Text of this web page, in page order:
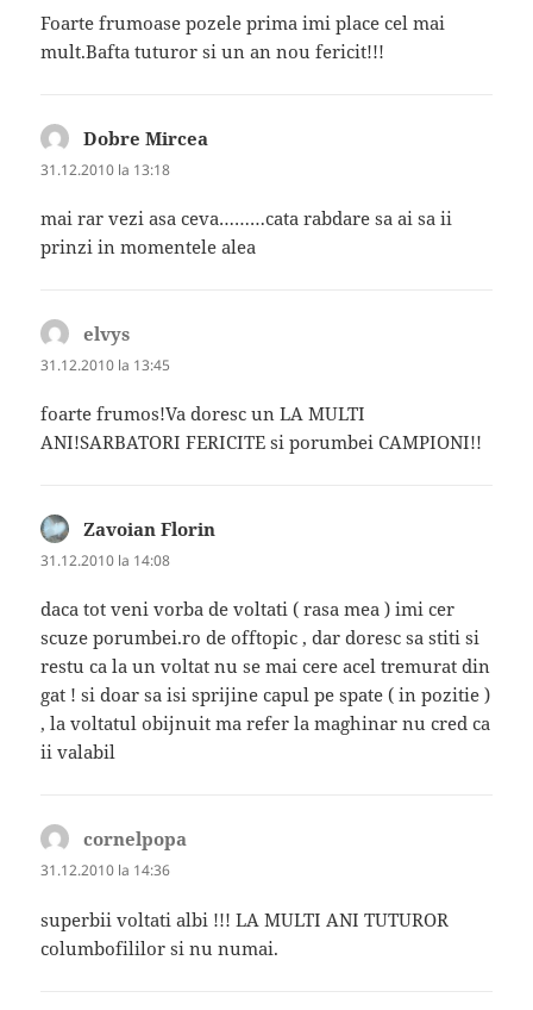
Foarte frumoase pozele prima imi place cel mai
mult.Bafta tuturor si un an nou fericit!!!
Dobre Mircea
31.12.2010 la 13:18
mai rar vezi asa ceva………cata rabdare sa ai sa ii
prinzi in momentele alea
elvys
31.12.2010 la 13:45
foarte frumos!Va doresc un LA MULTI
ANI!SARBATORI FERICITE si porumbei CAMPIONI!!
Zavoian Florin
31.12.2010 la 14:08
daca tot veni vorba de voltati ( rasa mea ) imi cer
scuze porumbei.ro de offtopic , dar doresc sa stiti si
restu ca la un voltat nu se mai cere acel tremurat din
gat ! si doar sa isi sprijine capul pe spate ( in pozitie )
, la voltatul obijnuit ma refer la maghinar nu cred ca
ii valabil
cornelpopa
31.12.2010 la 14:36
superbii voltati albi !!! LA MULTI ANI TUTUROR
columbofililor si nu numai.